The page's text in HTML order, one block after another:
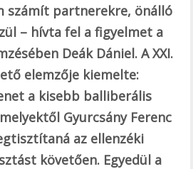
számít partnerekre, önálló
– hívta fel a figyelmet a
Deák Dániel. A XXI.
elemzője kiemelte:
a kisebb balliberális
Gyurcsány Ferenc
az ellenzéki
követően. Egyedül a